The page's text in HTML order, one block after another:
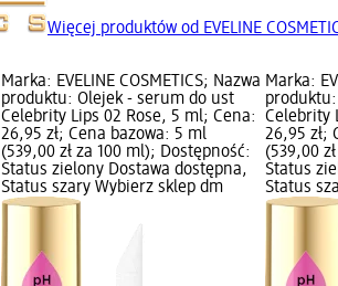
Więcej produktów od EVELINE
Marka: EVELINE COSMETICS; Nazwa
produktu: Olejek - serum do ust
Celebrity Lips 02 Rose, 5 ml; Cena:
26,95 zł; Cena bazowa: 5 ml
(539,00 zł za 100 ml); Dostępność:
Status zielony Dostawa dostępna,
Status szary Wybierz sklep dm
Marka:
Celebrity
26,95 zł;
(539,00
Status
Status